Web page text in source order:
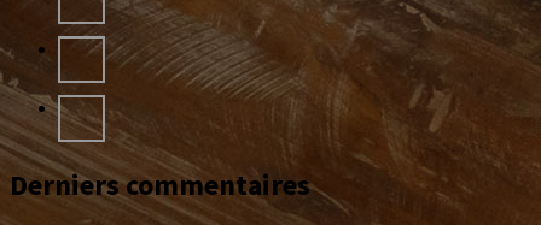
Derniers commentaires